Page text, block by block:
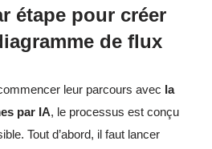
étape pour créer
de flux
leur parcours avec la
par IA, le processus est conçu
Tout d’abord, il faut lancer